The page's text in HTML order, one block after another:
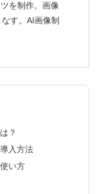
を制作。画像
す。AI画像制
？
入方法
い方